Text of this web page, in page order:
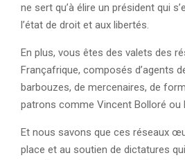
ne sert qu’à élire un président qui
l’état de droit et aux libertés.
En plus, vous êtes des valets des
Françafrique, composés d’agents
barbouzes, de mercenaires, de
patrons comme Vincent Bolloré ou
Et nous savons que ces réseaux
place et au soutien de dictatures